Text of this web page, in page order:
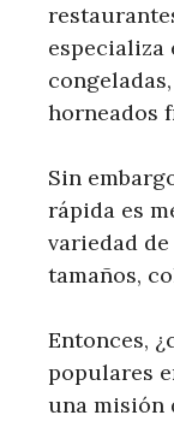
especializa
horneados
Sin
rápida es
variedad
tamaños,
Entonces,
populares
una misión